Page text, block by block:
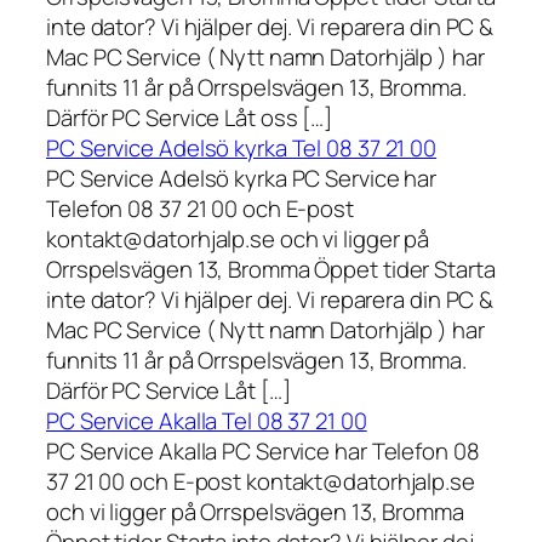
inte dator? Vi hjälper dej. Vi reparera din PC &
Mac PC Service ( Nytt namn Datorhjälp ) har
funnits 11 år på Orrspelsvägen 13, Bromma.
Därför PC Service Låt oss […]
PC Service Adelsö kyrka Tel 08 37 21 00
PC Service Adelsö kyrka PC Service har
Telefon 08 37 21 00 och E-post
kontakt@datorhjalp.se och vi ligger på
Orrspelsvägen 13, Bromma Öppet tider Starta
inte dator? Vi hjälper dej. Vi reparera din PC &
Mac PC Service ( Nytt namn Datorhjälp ) har
funnits 11 år på Orrspelsvägen 13, Bromma.
Därför PC Service Låt […]
PC Service Akalla Tel 08 37 21 00
PC Service Akalla PC Service har Telefon 08
37 21 00 och E-post kontakt@datorhjalp.se
och vi ligger på Orrspelsvägen 13, Bromma